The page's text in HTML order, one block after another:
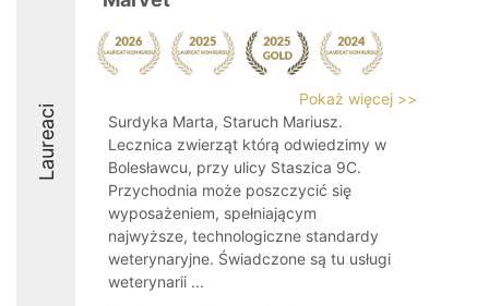
Laureaci
Pokaż więcej >>
Surdyka Marta, Staruch Mariusz.
Lecznica zwierząt którą odwiedzimy w
Bolesławcu, przy ulicy Staszica 9C.
Przychodnia może poszczycić się
wyposażeniem, spełniającym
najwyższe, technologiczne standardy
weterynaryjne. Świadczone są tu usługi
weterynarii ...